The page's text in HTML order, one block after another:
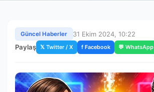
Güncel Haberler
31 Ekim 2024, 10:22
Paylaş 𝕏 Twitter / X f Facebook 💬 WhatsApp